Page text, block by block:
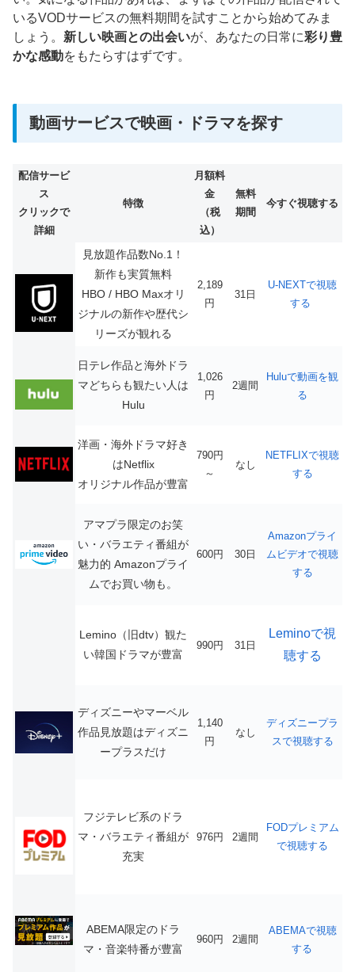
いるVODサービスの無料期間を試すことから始めてみま
しょう。 新しい映画との出会いが、あなたの日常に彩り豊
かな感動をもたらすはずです。
動画サービスで映画・ドラマを探す
配信サービ
ス
クリックで
詳細
特徴
月額料
金
（税
込）
無料
期間
今すぐ視聴する
見放題作品数No.1！
新作も実質無料
HBO / HBO Maxオリ
ジナルの新作や歴代シ
リーズが観れる
2,189
円
31日
U-NEXTで視聴
する
日テレ作品と海外ドラ
マどちらも観たい人は
Hulu
1,026
円
2週間
Huluで動画を観
る
洋画・海外ドラマ好き
はNetflix
オリジナル作品が豊富
790円
～
なし
NETFLIXで視聴
する
アマプラ限定のお笑
い・バラエティ番組が
魅力的 Amazonプライ
ムでお買い物も。
600円 30日
Amazonプライ
ムビデオで視聴
する
Lemino（旧dtv）観た
い韓国ドラマが豊富
990円 31日
Leminoで視
聴する
ディズニーやマーベル
作品見放題はディズニ
ープラスだけ
1,140
円
なし
ディズニープラ
スで視聴する
フジテレビ系のドラ
マ・バラエティ番組が
充実
976円 2週間
FODプレミアム
で視聴する
ABEMA限定のドラ
マ・音楽特番が豊富
960円 2週間
ABEMAで視聴
する